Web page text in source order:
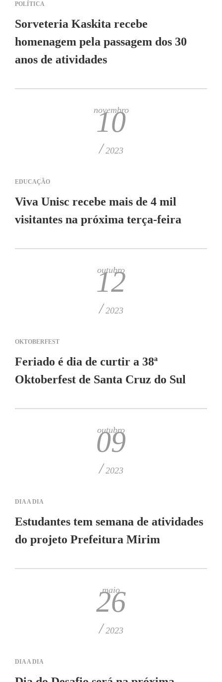
POLÍTICA
Sorveteria Kaskita recebe
homenagem pela passagem dos 30
anos de atividades
novembro
10
/ 2023
EDUCAÇÃO
Viva Unisc recebe mais de 4 mil
visitantes na próxima terça-feira
outubro
12
/ 2023
OKTOBERFEST
Feriado é dia de curtir a 38ª
Oktoberfest de Santa Cruz do Sul
outubro
09
/ 2023
DIA A DIA
Estudantes tem semana de atividades
do projeto Prefeitura Mirim
maio
26
/ 2023
DIA A DIA